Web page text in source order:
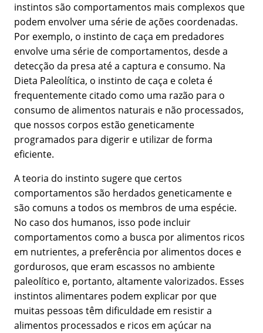
instintos são comportamentos mais complexos que
podem envolver uma série de ações coordenadas.
Por exemplo, o instinto de caça em predadores
envolve uma série de comportamentos, desde a
detecção da presa até a captura e consumo. Na
Dieta Paleolítica, o instinto de caça e coleta é
frequentemente citado como uma razão para o
consumo de alimentos naturais e não processados,
que nossos corpos estão geneticamente
programados para digerir e utilizar de forma
eficiente.
A teoria do instinto sugere que certos
comportamentos são herdados geneticamente e
são comuns a todos os membros de uma espécie.
No caso dos humanos, isso pode incluir
comportamentos como a busca por alimentos ricos
em nutrientes, a preferência por alimentos doces e
gordurosos, que eram escassos no ambiente
paleolítico e, portanto, altamente valorizados. Esses
instintos alimentares podem explicar por que
muitas pessoas têm dificuldade em resistir a
alimentos processados e ricos em açúcar na